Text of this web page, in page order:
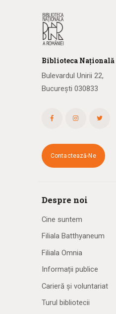
Biblioteca Națională
Bulevardul Unirii 22,
București 030833
Contactează-Ne
Despre noi
Cine suntem
Filiala Batthyaneum
Filiala Omnia
Informații publice
Carieră și voluntariat
Turul bibliotecii